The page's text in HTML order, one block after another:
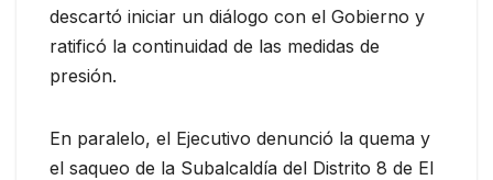
descartó iniciar un diálogo con el Gobierno y
ratificó la continuidad de las medidas de
presión.
En paralelo, el Ejecutivo denunció la quema y
el saqueo de la Subalcaldía del Distrito 8 de El